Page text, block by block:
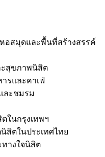
หอสมุดและพื้นที่สร้างสรรค์
สุขภาพนิสิต
ารและคาเฟ่
ละชมรม
ในกรุงเทพฯ
สิตในประเทศไทย
างใจนิสิต